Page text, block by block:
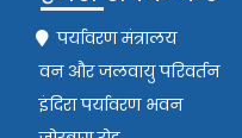
पर्यावरण मंत्रालय
वन और जलवायु परिवर्तन
इंदिरा पर्यावरण भवन